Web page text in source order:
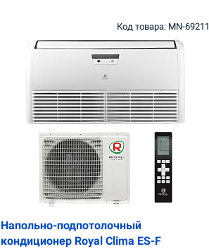
Код товара: MN-69211
Напольно-подпотолочный
кондиционер Royal Clima ES-F